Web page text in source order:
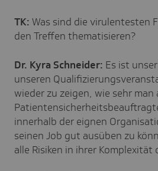
TK: Was sind die virulentesten
den Treffen thematisieren?
Dr. Kyra Schneider: Es ist
unseren
wieder zu zeigen, wie sehr man
innerhalb der eignen
seinen Job gut ausüben zu
alle Risiken in ihrer Komplexität